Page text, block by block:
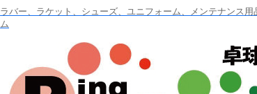
ラバー、ラケット、シューズ、ユニフォーム、メンテナンス
ム